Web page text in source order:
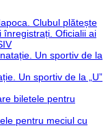
Clubul plătește
înregistrați. Oficialii ai
Un sportiv de la
Un sportiv de la „U”
biletele pentru
pentru meciul cu